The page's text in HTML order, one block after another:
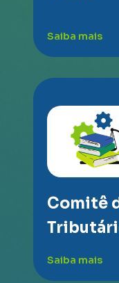
Saiba mais
Comitê
Saiba mais